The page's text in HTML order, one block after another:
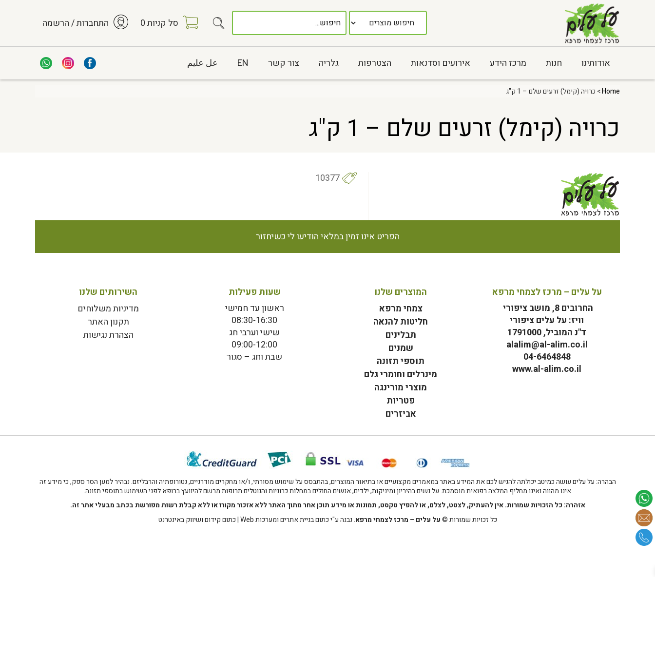
סל קניות0 התחברות / הרשמה
אודותינו חנות מרכז הידע אירועים וסדנאות הצטרפות גלריה צור קשר EN عل عليم
Home> כרויה (קימל) זרעים שלם – 1 ק"ג
כרויה (קימל) זרעים שלם – 1 ק"ג
10377
הפריט אינו זמין במלאי הודיעו לי כשיחזור
על עלים – מרכז לצמחי מרפא
החרובים 8, מושב ציפורי
וויז: על עלים ציפורי
ד"נ המוביל, 1791000
alalim@al-alim.co.il
04-6464848
www.al-alim.co.il
המוצרים שלנו
צמחי מרפא
חליטות להנאה
תבלינים
שמנים
תוספי תזונה
מינרלים וחומרי גלם
מוצרי מורינגה
פטריות
אביזרים
שעות פעילות
ראשון עד חמישי
08:30-16:30
שישי וערבי חג
09:00-12:00
שבת וחג – סגור
השירותים שלנו
מדיניות משלוחים
תקנון האתר
הצהרת נגישות
הבהרה: על עלים עושה כמיטב יכולתה להגיש לכם את המידע באתר במאמרים מקצועיים או בתיאור המוצרים, בהתבסס על שימוש מסורתי, ו/או מחקרים מודרניים, נטורופתיה והרבליזם. נבהיר למען הסר ספק, כי מידע זה
אינו מהווה ואינו מחליף המלצה רפואית מוסמכת. על נשים בהיריון ומיניקות, ילדים, אנשים החולים במחלות כרוניות והנוטלים תרופות מרשם להיוועץ ברופא לפני השימוש בתוספי תזונה.
אזהרה: כל הזכויות שמורות. אין להעתיק, לצטט, לצלם, או להפיץ טקסט, תמונות או מידע תוכן אחר מתוך האתר ללא אזכור מקורו או ללא קבלת רשות מפורשת בכתב מבעלי אתר זה.
כל זכויות שמורות ©על עלים – מרכז לצמחי מרפא. נבנה ע"יכתום בניית אתרים ומערכות Web |כתום קידום ושיווק באינטרנט